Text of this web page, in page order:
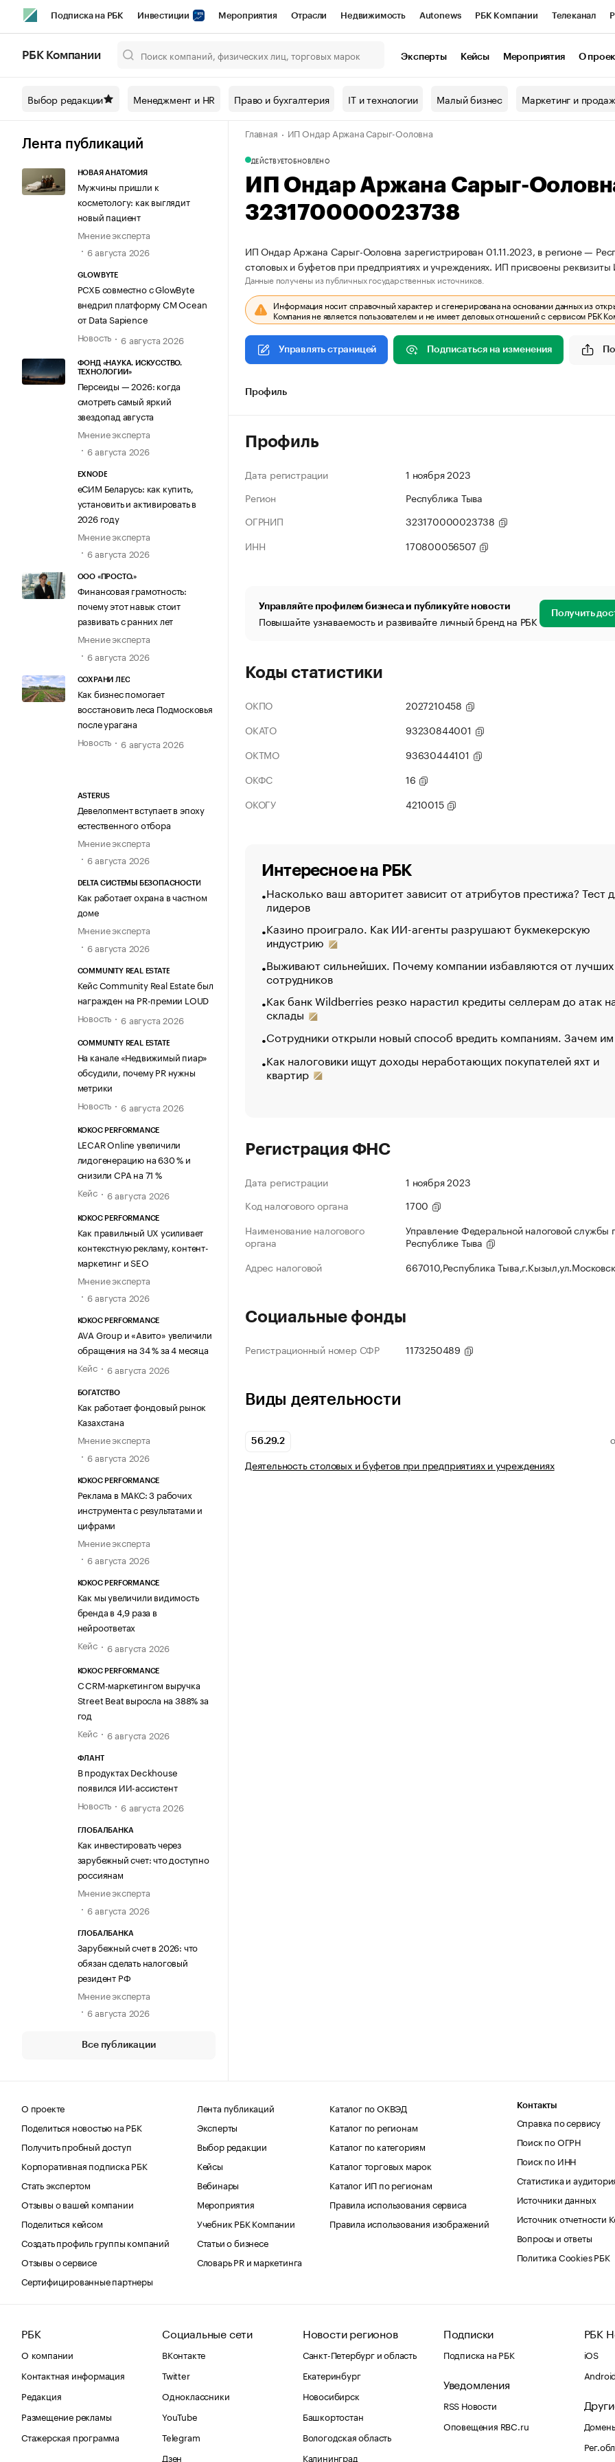
Подписка на РБК Инвестиции Мероприятия Отрасли Недвижимость Autonews РБК Компании Телеканал
Спецпроекты СПб Конференции СПб Спецпроекты Проверка контрагентов
Технологии и медиа Рынок наличной валюты
РБК Компании Эксперты Кейсы Мероприятия О
Выбор редакции Менеджмент и HR Право и бухгалтерия IT и технологии Малый бизнес Маркетинг и
Лента публикаций
НОВАЯ АНАТОМИЯ
Мужчины пришли к
косметологу: как выглядит
новый пациент
Мнение эксперта
6 августа 2026
GLOWBYTE
РСХБ совместно с GlowByte
внедрил платформу CM Ocean
от Data Sapience
Новость
6 августа 2026
ФОНД «НАУКА. ИСКУССТВО.
ТЕХНОЛОГИИ»
Персеиды — 2026: когда
смотреть самый яркий
звездопад августа
Мнение эксперта
6 августа 2026
EXNODE
еСИМ Беларусь: как купить,
установить и активировать в
2026 году
Мнение эксперта
6 августа 2026
ООО «ПРОСТО.»
Финансовая грамотность:
почему этот навык стоит
развивать с ранних лет
Мнение эксперта
6 августа 2026
СОХРАНИ ЛЕС
Как бизнес помогает
восстановить леса Подмосковья
после урагана
Новость
6 августа 2026
ASTERUS
Девелопмент вступает в эпоху
естественного отбора
Мнение эксперта
6 августа 2026
DELTA СИСТЕМЫ БЕЗОПАСНОСТИ
Как работает охрана в частном
доме
Мнение эксперта
6 августа 2026
COMMUNITY REAL ESTATE
Кейс Community Real Estate был
награжден на PR-премии LOUD
Новость
6 августа 2026
COMMUNITY REAL ESTATE
На канале «Недвижимый пиар»
обсудили, почему PR нужны
метрики
Новость
6 августа 2026
KOKOC PERFORMANCE
LECAR Online увеличили
лидогенерацию на 630 % и
снизили CPA на 71 %
Кейс
6 августа 2026
KOKOC PERFORMANCE
Как правильный UX усиливает
контекстную рекламу, контент-
маркетинг и SEO
Мнение эксперта
6 августа 2026
KOKOC PERFORMANCE
AVA Group и «Авито» увеличили
обращения на 34 % за 4 месяца
Кейс
6 августа 2026
БОГАТСТВО
Как работает фондовый рынок
Казахстана
Мнение эксперта
6 августа 2026
KOKOC PERFORMANCE
Реклама в МАКС: 3 рабочих
инструмента с результатами и
цифрами
Мнение эксперта
6 августа 2026
KOKOC PERFORMANCE
Как мы увеличили видимость
бренда в 4,9 раза в
нейроответах
Кейс
6 августа 2026
KOKOC PERFORMANCE
С CRM-маркетингом выручка
Street Beat выросла на 388% за
год
Кейс
6 августа 2026
ФЛАНТ
В продуктах Deckhouse
появился ИИ-ассистент
Новость
6 августа 2026
ГЛОБАЛБАНКА
Как инвестировать через
зарубежный счет: что доступно
россиянам
Мнение эксперта
6 августа 2026
ГЛОБАЛБАНКА
Зарубежный счет в 2026: что
обязан сделать налоговый
резидент РФ
Мнение эксперта
6 августа 2026
Все публикации
Главная ИП Ондар Аржана Сарыг-Ооловна
ДЕЙСТВУЕТОБНОВЛЕНО
ИП Ондар Аржана Сарыг-
323170000023738
ИП Ондар Аржана Сарыг-Ооловна зарегистрирован 01.11.2023, в регионе —
столовых и буфетов при предприятиях и учреждениях. ИП присвоены
Данные получены из публичных государственных источников.
Информация носит справочный характер и сгенерирована на основании данных из
Компания не является пользователем и не имеет деловых отношений с сервисом РБК
Управлять страницей Подписаться на изменения
Профиль
Профиль
Дата регистрации
1 ноября 2023
Регион
Республика Тыва
ОГРНИП
323170000023738
ИНН
170800056507
Управляйте профилем бизнеса и публикуйте новости
Повышайте узнаваемость и развивайте личный бренд на РБК Получить
Коды статистики
ОКПО
2027210458
ОКАТО
93230844001
ОКТМО
93630444101
ОКФС
16
ОКОГУ
4210015
Интересное на РБК
Насколько ваш авторитет зависит от атрибутов престижа? Тест
лидеров
Казино проиграло. Как ИИ-агенты разрушают букмекерскую
индустрию
Выживают сильнейших. Почему компании избавляются от лучших
сотрудников
Как банк Wildberries резко нарастил кредиты селлерам до атак
склады
Сотрудники открыли новый способ вредить компаниям. Зачем
Как налоговики ищут доходы неработающих покупателей яхт и
квартир
Регистрация ФНС
Дата регистрации
1 ноября 2023
Код налогового органа
1700
Наименование налогового
органа
Управление Федеральной налоговой службы
Республике Тыва
Адрес налоговой
667010,Республика
Социальные фонды
Регистрационный номер СФР 1173250489
Виды деятельности
56.29.2
Деятельность столовых и буфетов при предприятиях и учреждениях
О проекте
Поделиться новостью на РБК
Получить пробный доступ
Корпоративная подписка РБК
Стать экспертом
Отзывы о вашей компании
Поделиться кейсом
Создать профиль группы компаний
Отзывы о сервисе
Сертифицированные партнеры
Лента публикаций
Эксперты
Выбор редакции
Кейсы
Вебинары
Мероприятия
Учебник РБК Компании
Статьи о бизнесе
Словарь PR и маркетинга
Каталог по ОКВЭД
Каталог по регионам
Каталог по категориям
Каталог торговых марок
Каталог ИП по регионам
Правила использования сервиса
Правила использования изображений
Контакты
Справка по сервису
Поиск по ОГРН
Поиск по ИНН
Статистика и
Источники данных
Источник отчетности
Вопросы и ответы
Политика Cookies РБК
РБК
О компании
Контактная информация
Редакция
Размещение рекламы
Стажерская программа
Социальные сети
ВКонтакте
Twitter
Одноклассники
YouTube
Telegram
Дзен
Новости регионов
Санкт-Петербург и область
Екатеринбург
Новосибирск
Башкортостан
Вологодская область
Калининград
Подписки
Подписка на РБК
Уведомления
RSS Новости
Оповещения RBC.ru
РБК
iOS